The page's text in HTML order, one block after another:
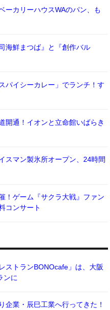
ーカリーハウスWAのパン、も
海鮮まつば』と『創作バル
パイシーカレー」でランチ！す
開通！イオンと立命館いばらき
スマン製氷所オープン、24時間
！ゲーム『サクラ大戦』ファン
コンサート
ストランBONOcafe」は、大阪
ンに
企業・辰巳工業へ行ってきた！